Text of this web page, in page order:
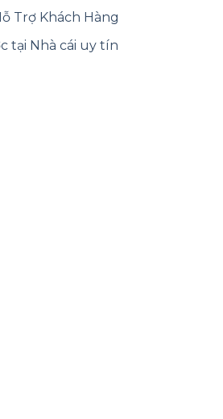
Trợ Khách Hàng
tại Nhà cái uy tín